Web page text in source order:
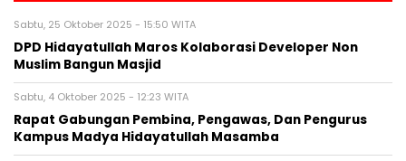
Sabtu, 25 Oktober 2025 - 15:50 WITA
DPD Hidayatullah Maros Kolaborasi Developer Non
Muslim Bangun Masjid
Sabtu, 4 Oktober 2025 - 12:23 WITA
Rapat Gabungan Pembina, Pengawas, Dan Pengurus
Kampus Madya Hidayatullah Masamba